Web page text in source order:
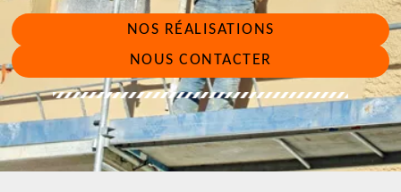
NOS RÉALISATIONS
NOUS CONTACTER